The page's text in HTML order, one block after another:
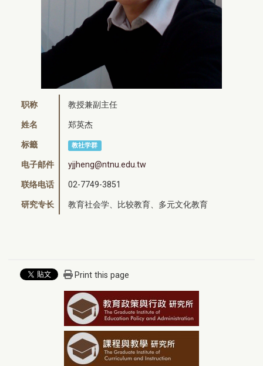
职称 教授兼副主任
姓名 郑英杰
标籤 教社学群
电子邮件 yjjheng@ntnu.edu.tw
联络电话 02-7749-3851
研究专长 教育社会学、比较教育、多元文化教育
Print this page